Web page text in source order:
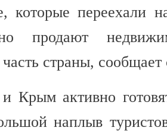
которые переехали
продают
страны,
и Крым активно
наплыв